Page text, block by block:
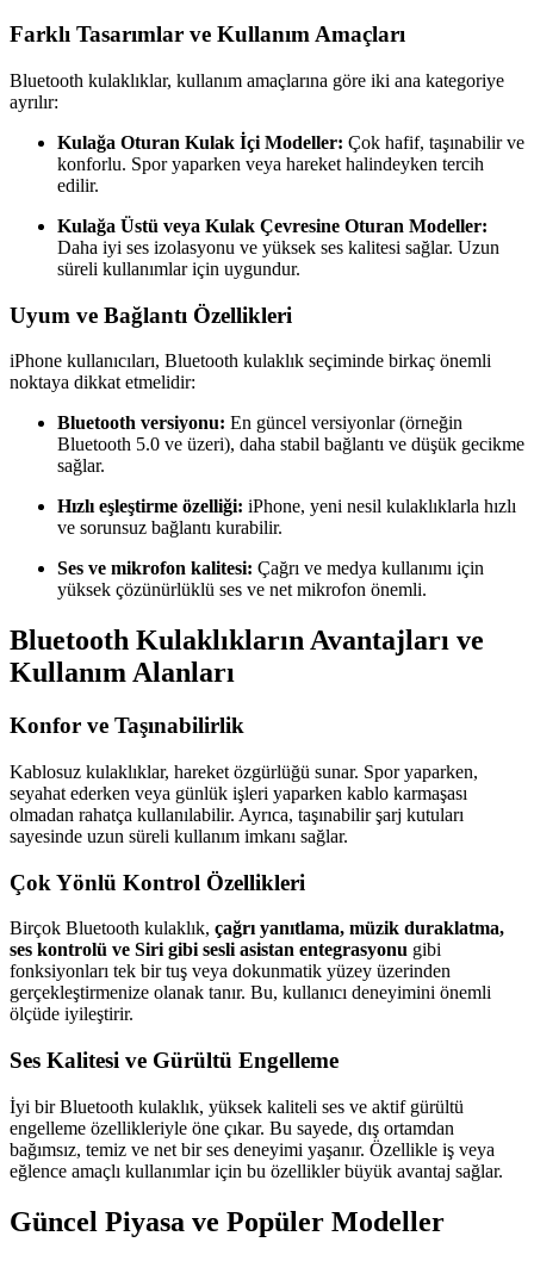
Farklı Tasarımlar ve Kullanım Amaçları
Bluetooth kulaklıklar, kullanım amaçlarına göre iki ana kategoriye
ayrılır:
Kulağa Oturan Kulak İçi Modeller: Çok hafif, taşınabilir ve
konforlu. Spor yaparken veya hareket halindeyken tercih
edilir.
Kulağa Üstü veya Kulak Çevresine Oturan Modeller:
Daha iyi ses izolasyonu ve yüksek ses kalitesi sağlar. Uzun
süreli kullanımlar için uygundur.
Uyum ve Bağlantı Özellikleri
iPhone kullanıcıları, Bluetooth kulaklık seçiminde birkaç önemli
noktaya dikkat etmelidir:
Bluetooth versiyonu: En güncel versiyonlar (örneğin
Bluetooth 5.0 ve üzeri), daha stabil bağlantı ve düşük gecikme
sağlar.
Hızlı eşleştirme özelliği: iPhone, yeni nesil kulaklıklarla hızlı
ve sorunsuz bağlantı kurabilir.
Ses ve mikrofon kalitesi: Çağrı ve medya kullanımı için
yüksek çözünürlüklü ses ve net mikrofon önemli.
Bluetooth Kulaklıkların Avantajları ve
Kullanım Alanları
Konfor ve Taşınabilirlik
Kablosuz kulaklıklar, hareket özgürlüğü sunar. Spor yaparken,
seyahat ederken veya günlük işleri yaparken kablo karmaşası
olmadan rahatça kullanılabilir. Ayrıca, taşınabilir şarj kutuları
sayesinde uzun süreli kullanım imkanı sağlar.
Çok Yönlü Kontrol Özellikleri
Birçok Bluetooth kulaklık, çağrı yanıtlama, müzik duraklatma,
ses kontrolü ve Siri gibi sesli asistan entegrasyonu gibi
fonksiyonları tek bir tuş veya dokunmatik yüzey üzerinden
gerçekleştirmenize olanak tanır. Bu, kullanıcı deneyimini önemli
ölçüde iyileştirir.
Ses Kalitesi ve Gürültü Engelleme
İyi bir Bluetooth kulaklık, yüksek kaliteli ses ve aktif gürültü
engelleme özellikleriyle öne çıkar. Bu sayede, dış ortamdan
bağımsız, temiz ve net bir ses deneyimi yaşanır. Özellikle iş veya
eğlence amaçlı kullanımlar için bu özellikler büyük avantaj sağlar.
Güncel Piyasa ve Popüler Modeller